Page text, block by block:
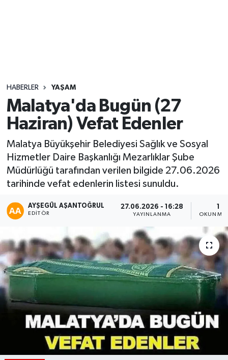
HABERLER YAŞAM
Malatya'da Bugün (27
Haziran) Vefat Edenler
Malatya Büyükşehir Belediyesi Sağlık ve Sosyal
Hizmetler Daire Başkanlığı Mezarlıklar Şube
Müdürlüğü tarafından verilen bilgide 27.06.2026
tarihinde vefat edenlerin listesi sunuldu.
AYŞEGÜL AŞANTOĞRUL
EDITÖR
27.06.2026 - 16:28
YAYINLANMA
1
OKUNMA
Yaşam